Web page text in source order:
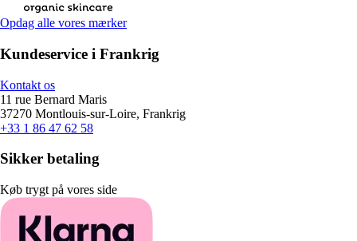
Opdag alle vores mærker
Kundeservice i Frankrig
Kontakt os
11 rue Bernard Maris
37270 Montlouis-sur-Loire, Frankrig
+33 1 86 47 62 58
Sikker betaling
Køb trygt på vores side